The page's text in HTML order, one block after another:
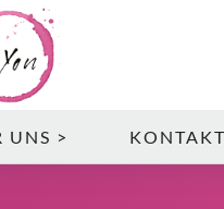
UNS > KONTAKT